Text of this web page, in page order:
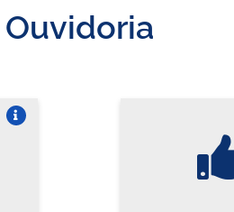
Ouvidoria